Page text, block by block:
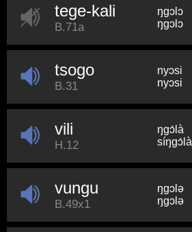
tege-kali
B.71a
ŋɡɔlɔ
ŋɡɔlɔ
tsogo
B.31
nyɔsi
nyɔsi
vili
H.12
ŋɡɔ́là
síŋɡɔ́là
vungu
B.49x1
ŋɡɔlə
ŋɡɔlə